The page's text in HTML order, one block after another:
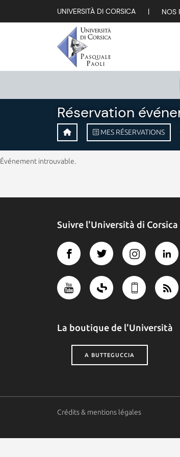
UNIVERSITÀ DI CORSICA | NOS
Réservation
MES RÉSERVATIONS
Événement introuvable.
Suivre l'Università di Corsica
La boutique de l'Università
A BUTTEGUCCIA
Crédits & mentions légales